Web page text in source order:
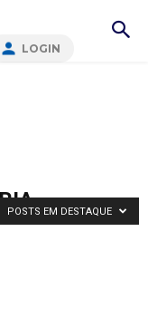
LOGIN
POSTS EM DESTAQUE